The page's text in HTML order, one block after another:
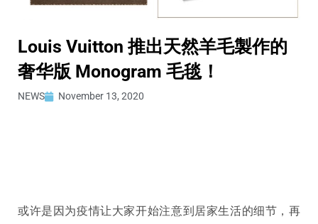
Louis Vuitton 推出天然羊毛製作的
奢华版 Monogram 毛毯！
NEWS November 13, 2020
或许是因为疫情让大家开始注意到居家生活的细节，再